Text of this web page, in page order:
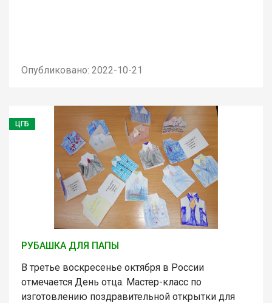
Опубликовано: 2022-10-21
ЦГБ
РУБАШКА ДЛЯ ПАПЫ
В третье воскресенье октября в России
отмечается День отца. Мастер-класс по
изготовлению поздравительной открытки для